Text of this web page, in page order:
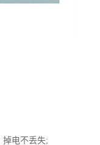
电不丢失;